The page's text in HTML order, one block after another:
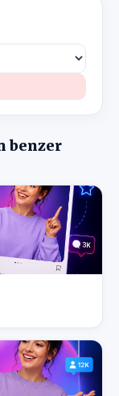
benzer